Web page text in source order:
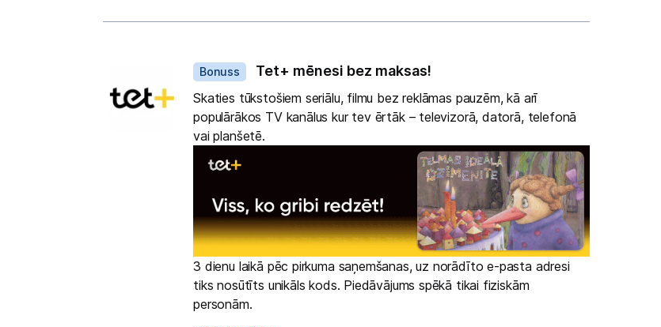
Bonuss Tet+ mēnesi bez maksas!
Skaties tūkstošiem seriālu, filmu bez reklāmas pauzēm, kā arī
populārākos TV kanālus kur tev ērtāk – televizorā, datorā, telefonā
vai planšetē.
3 dienu laikā pēc pirkuma saņemšanas, uz norādīto e-pasta adresi
tiks nosūtīts unikāls kods. Piedāvājums spēkā tikai fiziskām
personām.